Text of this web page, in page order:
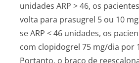
unidades ARP > 46, os
volta para prasugrel 5 ou 10
se ARP < 46 unidades, os
com clopidogrel 75 mg/dia por
Portanto, o braço de